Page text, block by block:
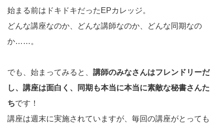
始まる前はドキドキだったEPカレッジ。
どんな講座なのか、どんな講師なのか、どんな同期なの
か……。
でも、始まってみると、 講師のみなさんはフレンドリーだ
し、講座は面白く、同期も本当に本当に素敵な秘書さんた
ちです！
講座は週末に実施されていますが、毎回の講座がとっても